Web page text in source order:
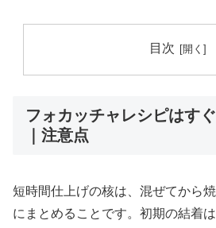
目次
フォカッチャレシピはす
｜注意点
短時間仕上げの核は、混ぜてから
にまとめることです。初期の結着